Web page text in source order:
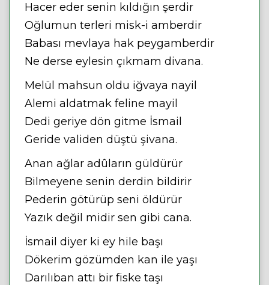
Hacer eder senin kıldığın şerdir
Oğlumun terleri misk-i amberdir
Babası mevlaya hak peygamberdir
Ne derse eylesin çıkmam divana.
Melül mahsun oldu iğvaya nayil
Alemi aldatmak feline mayil
Dedi geriye dön gitme İsmail
Geride validen düştü şivana.
Anan ağlar adûların güldürür
Bilmeyene senin derdin bildirir
Pederin götürüp seni öldürür
Yazık değil midir sen gibi cana.
İsmail diyer ki ey hile başı
Dökerim gözümden kan ile yaşı
Darılıban attı bir fiske taşı